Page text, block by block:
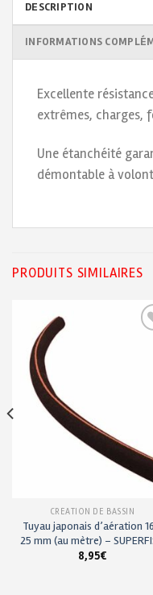
DESCRIPTION
INFORMATIONS
Excellente
extrêmes, charges,
Une étanchéité
démontable à
PRODUITS SIMILAIRES
CRÉATION DE BASSIN
Tuyau japonais d’aération
25 mm (au mètre) –
8,95€